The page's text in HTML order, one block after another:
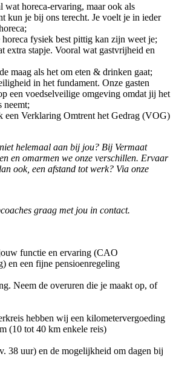
wat horeca-ervaring, maar ook als
kun je bij ons terecht. Je voelt je in ieder
fysiek best pittig kan zijn weet je;
extra stapje. Vooral wat gastvrijheid en
maag als het om eten & drinken gaat;
in het fundament. Onze gasten
een voedselveilige omgeving omdat jij het
neemt;
een Verklaring Omtrent het Gedrag (VOG)
helemaal aan bij jou? Bij Vermaat
en omarmen we onze verschillen. Ervaar
ook, een afstand tot werk? Via onze
graag met jou in contact.
functie en ervaring (CAO
en een fijne pensioenregeling
Neem de overuren die je maakt op, of
hebben wij een kilometervergoeding
(10 tot 40 km enkele reis)
38 uur) en de mogelijkheid om dagen bij